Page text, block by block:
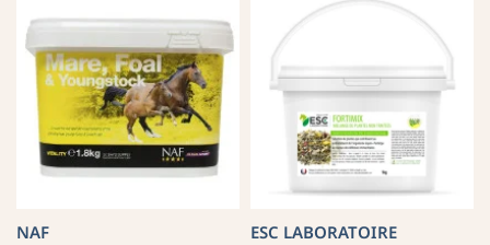
NAF ESC LABORATOIRE